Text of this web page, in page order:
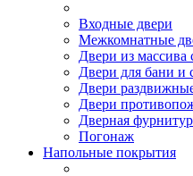
Входные двери
Межкомнатные
Двери из массива
Двери для бани и
Двери
Двери
Дверная
Погонаж
Напольные покрытия